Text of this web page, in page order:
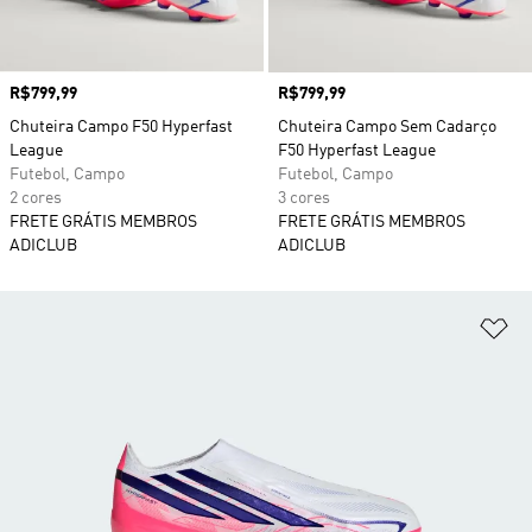
Preço
R$799,99
Chuteira Campo F50 Hyperfast
League
Futebol, Campo
2 cores
FRETE GRÁTIS MEMBROS
ADICLUB
Preço
R$799,99
Chuteira Campo Sem Cadarço
F50 Hyperfast League
Futebol, Campo
3 cores
FRETE GRÁTIS MEMBROS
ADICLUB